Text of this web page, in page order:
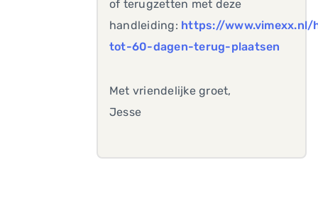
of terugzetten met deze
handleiding: https://www.vimexx.nl/
tot-60-dagen-terug-plaatsen
Met vriendelijke groet,
Jesse